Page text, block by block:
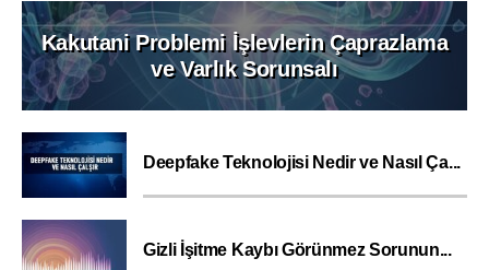
Kakutani Problemi İşlevlerin Çaprazlama
ve Varlık Sorunsalı
Deepfake Teknolojisi Nedir ve Nasıl Ça...
Gizli İşitme Kaybı Görünmez Sorunun...